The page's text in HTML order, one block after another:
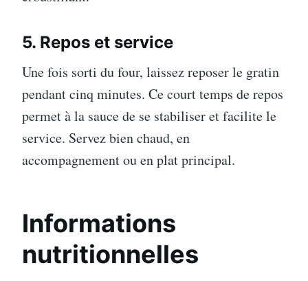
5. Repos et service
Une fois sorti du four, laissez reposer le gratin
pendant cinq minutes. Ce court temps de repos
permet à la sauce de se stabiliser et facilite le
service. Servez bien chaud, en
accompagnement ou en plat principal.
Informations
nutritionnelles